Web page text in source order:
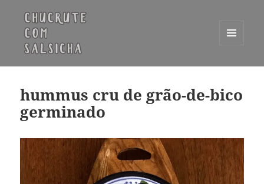
WIDGETS
hummus cru de grão-de-bico
germinado